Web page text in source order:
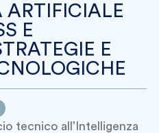
ARTIFICIALE
E
E
tecnico all’Intelligenza